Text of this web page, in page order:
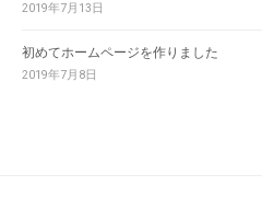
2019年7月13日
初めてホームページを作りました
2019年7月8日